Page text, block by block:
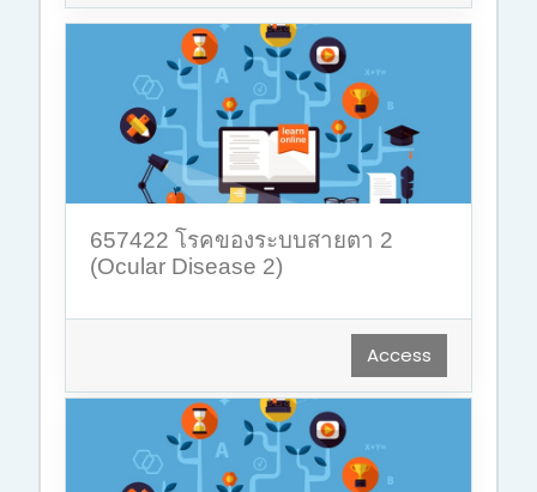
657422 โรคของระบบสายตา 2
(Ocular Disease 2)
Access